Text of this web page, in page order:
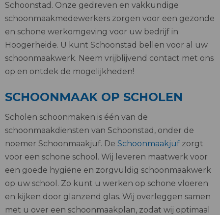
Schoonstad. Onze gedreven en vakkundige
schoonmaakmedewerkers zorgen voor een gezonde
en schone werkomgeving voor uw bedrijf in
Hoogerheide. U kunt Schoonstad bellen voor al uw
schoonmaakwerk. Neem vrijblijvend contact met ons
op en ontdek de mogelijkheden!
SCHOONMAAK OP SCHOLEN
Scholen schoonmaken is één van de
schoonmaakdiensten van Schoonstad, onder de
noemer Schoonmaakjuf. De Schoonmaakjuf zorgt
voor een schone school. Wij leveren maatwerk voor
een goede hygiëne en zorgvuldig schoonmaakwerk
op uw school. Zo kunt u werken op schone vloeren
en kijken door glanzend glas. Wij overleggen samen
met u over een schoonmaakplan, zodat wij optimaal